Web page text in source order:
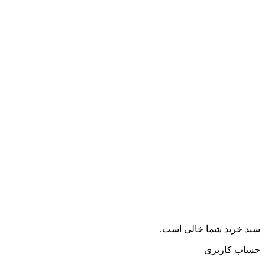
سبد خرید شما خالی است.
حساب کاربری